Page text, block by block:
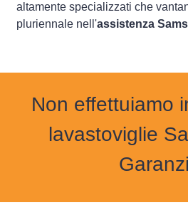
altamente specializzati che
pluriennale nell'assistenza
Non effettuiamo
lavastoviglie